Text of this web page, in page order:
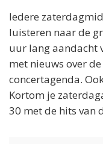
Iedere
luisteren naar de
uur lang aandacht
met nieuws over
concertagenda.
Kortom je
30 met de hits van